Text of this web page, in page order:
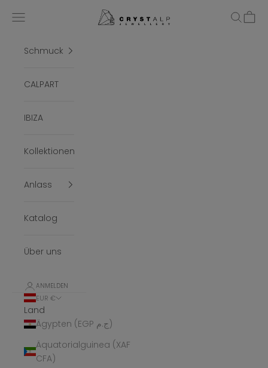
crystalpjewelry
Menü Suchen
Schmuck
CALPART
IBIZA
Kollektionen
Anlass
Katalog
Über uns
ANMELDEN
EUR €
Land
Ägypten (EGP ج.م)
Äquatorialguinea (XAF
CFA)